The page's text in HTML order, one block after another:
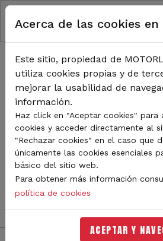
Pasar al contenido principal
RUTA DE
Inicio Noticias
TODA LA
MOTORLAND
Sigue de cerca todas las
Aragón. Aquí encontrarás noticias
competiciones, pilotos,
mucho más. Filtra por categoría
no te pierdas nada del mundo del
Acerca de las cookies
Este sitio, propiedad de
utiliza cookies propias y de
mejorar la usabilidad de
información.
Haz click en "Aceptar cookies" para
cookies y acceder directamente al
"Rechazar cookies" en el caso que
únicamente las cookies esenciales
básico del sitio web.
Para obtener más información
política de cookies
ACEPTAR Y